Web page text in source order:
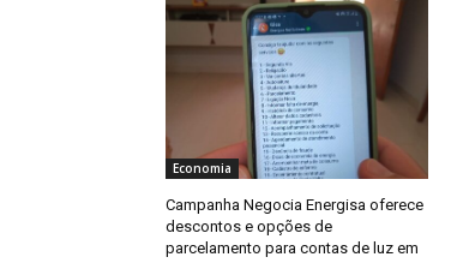
Economia
Campanha Negocia Energisa oferece
descontos e opções de
parcelamento para contas de luz em